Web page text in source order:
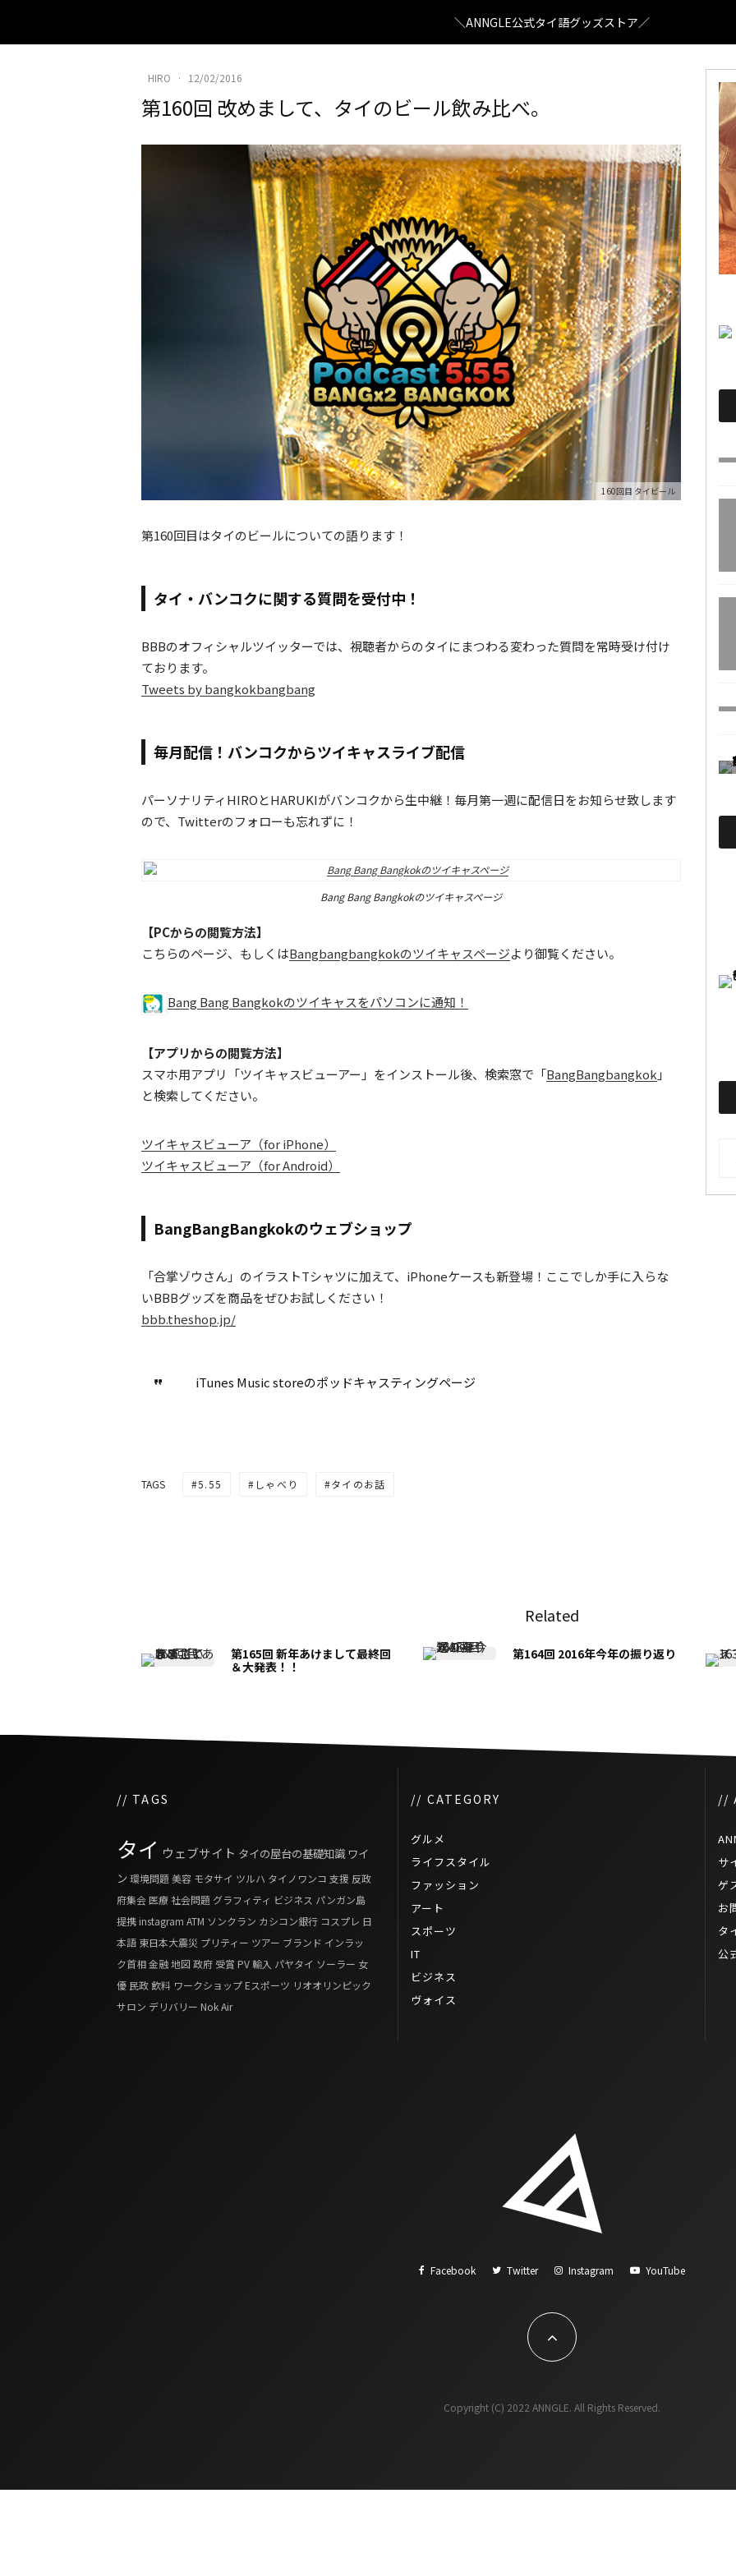
＼ANNGLE公式タイ語グッズストア／
HIRO · 12/02/2016
第160回 改めまして、タイのビール飲み比べ。
160回目 タイビール
第160回目はタイのビールについての語ります！
タイ・バンコクに関する質問を受付中！
BBBのオフィシャルツイッターでは、視聴者からのタイにまつわる変わった質問を常時受け付け
ております。
Tweets by bangkokbangbang
毎月配信！バンコクからツイキャスライブ配信
パーソナリティHIROとHARUKIがバンコクから生中継！毎月第一週に配信日をお知らせ致します
ので、Twitterのフォローも忘れずに！
Bang Bang Bangkokのツイキャスページ
【PCからの閲覧方法】
こちらのページ、もしくはBangbangbangkokのツイキャスページより御覧ください。
Bang Bang Bangkokのツイキャスをパソコンに通知！
【アプリからの閲覧方法】
スマホ用アプリ「ツイキャスビューアー」をインストール後、検索窓で「BangBangbangkok 」
と検索してください。
ツイキャスビューア（for iPhone）
ツイキャスビューア（for Android）
BangBangBangkokのウェブショップ
「合掌ゾウさん」のイラストTシャツに加えて、iPhoneケースも新登場！ここでしか手に入らな
いBBBグッズを商品をぜひお試しください！
bbb.theshop.jp/
iTunes Music storeのポッドキャスティングページ
TAGS 5.55 しゃべり タイのお話
Related
第165回 新年あけまして最終回
＆大発表！！
第164回 2016年今年の振り返り
// TAGS
タイ ウェブサイト タイの屋台の基礎知識 ワイ
ン環境問題美容 モタサイ ツルハ タイノワンコ 支援 反政
府集会医療 社会問題 グラフィティ ビジネス パンガン島
提携instagram ATM ソンクラン カシコン銀行 コスプレ 日
本語 東日本大震災 プリティー ツアー ブランド インラッ
ク首相金融地図政府 受賞 PV輸入 パヤタイ ソーラー 女
優 民政飲料 ワークショップEスポーツ リオオリンピック
サロン デリバリー Nok Air
// CATEGORY
グルメ
ライフスタイル
ファッション
アート
スポーツ
IT
ビジネス
ヴォイス
//
サ
ゲ
お
タ
公
Facebook Twitter Instagram YouTube
Copyright (C) 2022 ANNGLE. All Rights Reserved.